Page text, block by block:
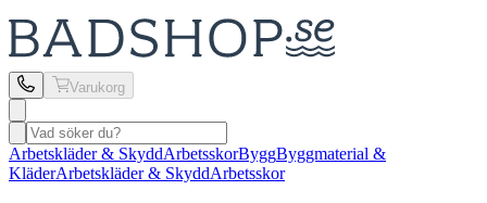
Varukorg
Arbetskläder & SkyddArbetsskorByggByggmaterial &
KläderArbetskläder & SkyddArbetsskor